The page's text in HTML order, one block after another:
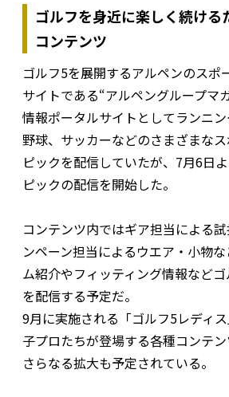
ゴルフを身近に楽しく続ける
コンテンツ
ゴルフ5を展開するアルペンのスポ
サイトである“アルペングループマ
情報ポータルサイトとしてランニン
野球、サッカーなどのさまざまな
ピックを配信していたが、7月6日
ピックの配信を開始した。
コンテンツ内ではギア担当による
ンペーン担当によるウエア・小物
ム紹介やフィッティング情報など
を配信する予定だ。
9月に実施される「ゴルフ5レディ
子プロたちが登場する各種コンテ
さらなる拡大も予定されている。